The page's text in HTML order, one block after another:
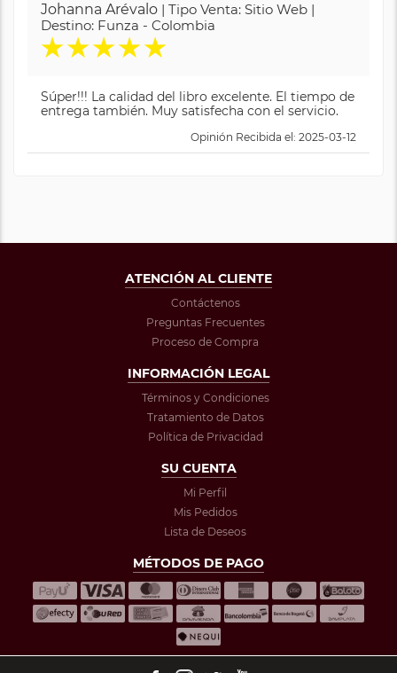
Johanna Arévalo | Tipo Venta: Sitio Web |
Destino: Funza - Colombia
★★★★★
Súper!!! La calidad del libro excelente. El tiempo de
entrega también. Muy satisfecha con el servicio.
Opinión Recibida el: 2025-03-12
ATENCIÓN AL CLIENTE
Contáctenos
Preguntas Frecuentes
Proceso de Compra
INFORMACIÓN LEGAL
Términos y Condiciones
Tratamiento de Datos
Política de Privacidad
SU CUENTA
Mi Perfil
Mis Pedidos
Lista de Deseos
MÉTODOS DE PAGO